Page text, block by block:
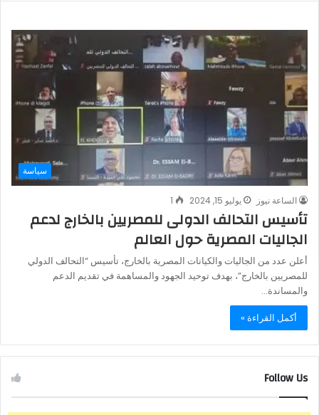
سياسة
الساعة نيوز يوليو 15, 2024 1
تأسيس التحالف الدولى للمصريين بالخارج لدعم
الجاليات المصرية حول العالم
أعلن عدد من الجاليات والكيانات المصرية بالخارج، تأسيس “التحالف الدولي
للمصريين بالخارج”، بهدف توحيد الجهود والمساهمة في تقديم الدعم
والمساندة…
أكمل القراءة »
Follow Us